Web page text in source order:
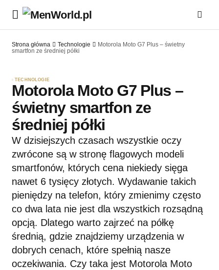
Strona główna Technologie
Motorola Moto G7 Plus – świetny
smartfon ze średniej półki
TECHNOLOGIE
Motorola Moto G7 Plus –
świetny smartfon ze
średniej półki
W dzisiejszych czasach wszystkie oczy
zwrócone są w stronę flagowych modeli
smartfonów, których cena niekiedy sięga
nawet 6 tysięcy złotych. Wydawanie takich
pieniędzy na telefon, który zmienimy często
co dwa lata nie jest dla wszystkich rozsądną
opcją. Dlatego warto zajrzeć na półkę
średnią, gdzie znajdziemy urządzenia w
dobrych cenach, które spełnią nasze
oczekiwania. Czy taka jest Motorola Moto